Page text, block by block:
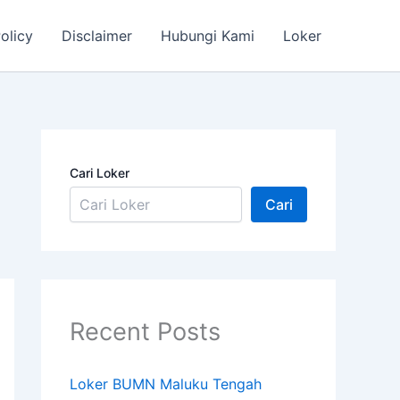
Disclaimer Hubungi Kami Loker
Cari Loker
Cari
Recent Posts
Loker BUMN Maluku Tengah